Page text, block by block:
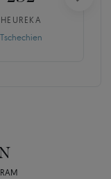
HEUREKA
Tschechien